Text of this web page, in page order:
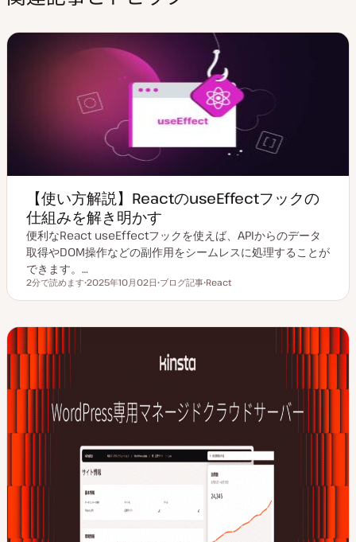
イ
e
I
t
r
u
e
【使い方解説】ReactのuseEffectフックの
仕組みを解き明かす
便利なReact useEffectフックを使えば、APIからのデータ
取得やDOM操作などの副作用をシームレスに処理することが
できます。…
読むのにかかる時間
2分で読めます
新
2025年10月02日
稿
ブログ記事
ピ
React